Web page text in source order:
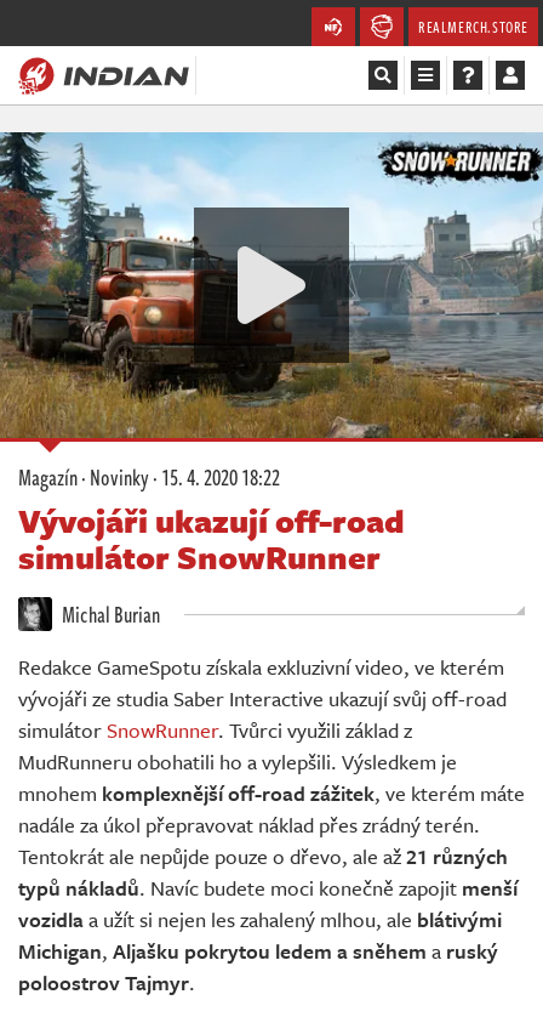
REALMERCH.STORE
Magazín
Recenze
Videa
Soutěže
Databáze
Komunita
Redakce
Živě
Magazín·Novinky·15. 4. 2020 18:22
Vývojáři ukazují off-road
simulátor SnowRunner
Michal Burian
Redakce GameSpotu získala exkluzivní video, ve kterém
vývojáři ze studia Saber Interactive ukazují svůj off-road
simulátorSnowRunner. Tvůrci využili základ z
MudRunneru obohatili ho a vylepšili. Výsledkem je
mnohem komplexnější off-road zážitek, ve kterém máte
nadále za úkol přepravovat náklad přes zrádný terén.
Tentokrát ale nepůjde pouze o dřevo, ale až21 různých
typů nákladů. Navíc budete moci konečně zapojit menší
vozidlaa užít si nejen les zahalený mlhou, ale blátivými
Michigan, Aljašku pokrytou ledem a sněhem a ruský
poloostrov Tajmyr.